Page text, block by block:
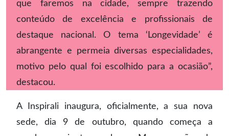
que faremos na cidade, sempre trazendo
conteúdo de excelência e profissionais de
destaque nacional. O tema ‘Longevidade’ é
abrangente e permeia diversas especialidades,
motivo pelo qual foi escolhido para a ocasião”,
destacou.
A Inspirali inaugura, oficialmente, a sua nova
sede, dia 9 de outubro, quando começa a